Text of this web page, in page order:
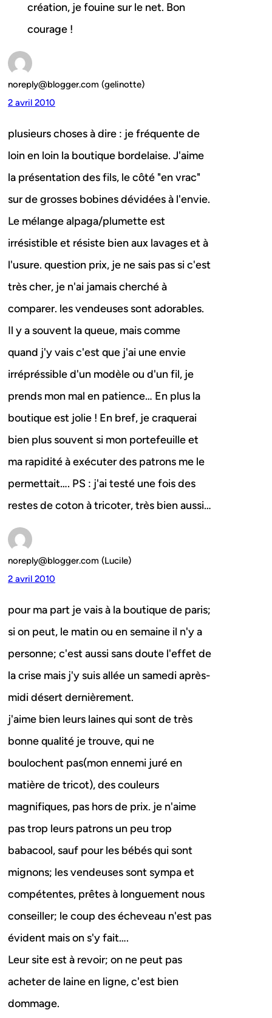
création, je fouine sur le net. Bon
courage !
noreply@blogger.com (gelinotte)
2 avril 2010
plusieurs choses à dire : je fréquente de
loin en loin la boutique bordelaise. J'aime
la présentation des fils, le côté "en vrac"
sur de grosses bobines dévidées à l'envie.
Le mélange alpaga/plumette est
irrésistible et résiste bien aux lavages et à
l'usure. question prix, je ne sais pas si c'est
très cher, je n'ai jamais cherché à
comparer. les vendeuses sont adorables.
Il y a souvent la queue, mais comme
quand j'y vais c'est que j'ai une envie
irrépréssible d'un modèle ou d'un fil, je
prends mon mal en patience… En plus la
boutique est jolie ! En bref, je craquerai
bien plus souvent si mon portefeuille et
ma rapidité à exécuter des patrons me le
permettait…. PS : j'ai testé une fois des
restes de coton à tricoter, très bien aussi…
noreply@blogger.com (Lucile)
2 avril 2010
pour ma part je vais à la boutique de paris;
si on peut, le matin ou en semaine il n'y a
personne; c'est aussi sans doute l'effet de
la crise mais j'y suis allée un samedi après-
midi désert dernièrement.
j'aime bien leurs laines qui sont de très
bonne qualité je trouve, qui ne
boulochent pas(mon ennemi juré en
matière de tricot), des couleurs
magnifiques, pas hors de prix. je n'aime
pas trop leurs patrons un peu trop
babacool, sauf pour les bébés qui sont
mignons; les vendeuses sont sympa et
compétentes, prêtes à longuement nous
conseiller; le coup des écheveau n'est pas
évident mais on s'y fait….
Leur site est à revoir; on ne peut pas
acheter de laine en ligne, c'est bien
dommage.